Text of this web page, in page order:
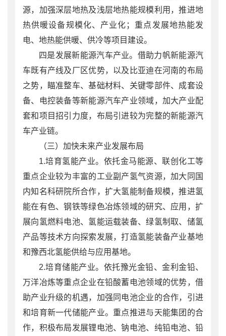
源，加强深层地热及浅层地热能规模利用，推进地
热供暖设备规模化、产业化；重点发展地热能发
电、地热能供暖、供冷等项目建设。
四是发展新能源汽车产业。借助力帆新能源汽
车既有产线及厂区优势，以及比亚迪在河南的布局
之势，瞄准整车、基础材料、关键零部件、成套设
备、电控装备等新能源汽车产业领域，加大产业配
套和项目招引力度，布局引进较为完整的新能源汽
车产业链。
（三）加快未来产业发展布局
1.培育氢能产业。依托金马能源、联创化工等
重点企业较为丰富的工业副产氢气资源，加大同国
内知名科研院所合作，扩大氢能制备规模，推进氢
能在有色、钢铁等绿色冶炼领域的研究、应用，扩
展向氢燃料电池、氢能运载装备、绿氢制取、储氢
产品等技术方向探索发展，打造氢能装备产业基地
和豫西北氢能供给与应用基地。
2.培育储能产业。依托豫光金铅、金利金铅、
万洋冶炼等重点企业在铅酸蓄电池领域的优势，借
助产业升级的机遇，加强同电池企业的合作，引进
和培育新一代储能产业。重点推进与天能集团的合
作，积极布局发展锂电池、钠电池、纯铅电池、铅